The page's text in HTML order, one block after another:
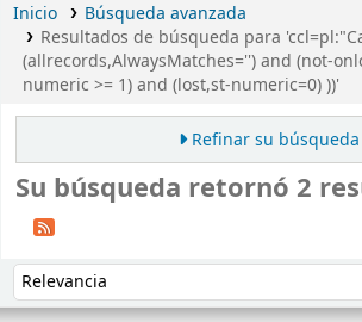
Inicio
Búsqueda avanzada
Resultados de búsqueda para
(allrecords,AlwaysMatches='') and (not-
numeric >= 1) and (lost,st-numeric=0) ))'
Refinar su búsqueda
Su búsqueda retornó 2
Ordenar por: